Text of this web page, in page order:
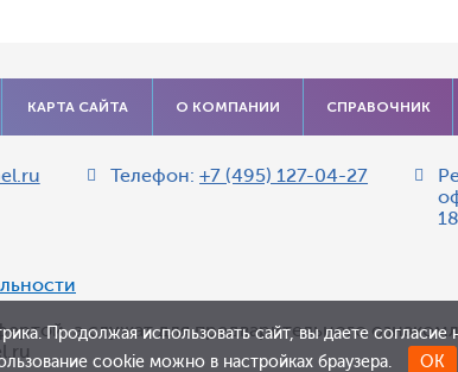
КАРТА САЙТА О КОМПАНИИ СПРАВОЧНИК
Телефон:+7 (495) 127-04-27
а служат для предварительного
Продолжая использовать сайт, вы даете согласие
cookie можно в настройках браузера. ОК